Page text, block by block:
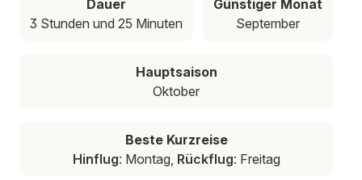
Dauer
3 Stunden und 25 Minuten
Günstiger Monat
September
Hauptsaison
Oktober
Beste Kurzreise
Hinflug: Montag, Rückflug: Freitag